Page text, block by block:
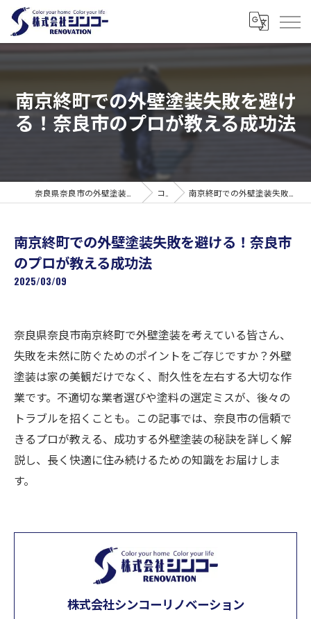
南京終町での外壁塗装失敗を避け
る！奈良市のプロが教える成功法
コラム 南京終町での外壁塗装失敗を避ける！奈良市のプロが教える成功法
南京終町での外壁塗装失敗を避ける！奈良市
のプロが教える成功法
2025/03/09
奈良県奈良市南京終町で外壁塗装を考えている皆さん、
失敗を未然に防ぐためのポイントをご存じですか？外壁
塗装は家の美観だけでなく、耐久性を左右する大切な作
業です。不適切な業者選びや塗料の選定ミスが、後々の
トラブルを招くことも。この記事では、奈良市の信頼で
きるプロが教える、成功する外壁塗装の秘訣を詳しく解
説し、長く快適に住み続けるための知識をお届けしま
す。
株式会社シンコーリノベーション